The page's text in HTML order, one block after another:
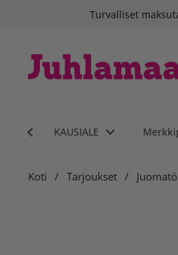
Turvalliset
KAUSIALE
Koti / Tarjoukset /